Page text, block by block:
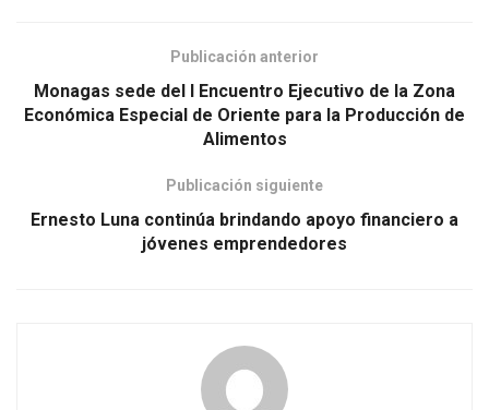
Publicación anterior
Monagas sede del I Encuentro Ejecutivo de la Zona
Económica Especial de Oriente para la Producción de
Alimentos
Publicación siguiente
Ernesto Luna continúa brindando apoyo financiero a
jóvenes emprendedores